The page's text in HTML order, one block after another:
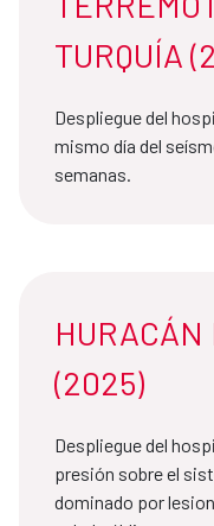
TURQUÍA
Despliegue del
mismo día del
semanas.
(2025)
Despliegue del
presión sobre el
dominado por